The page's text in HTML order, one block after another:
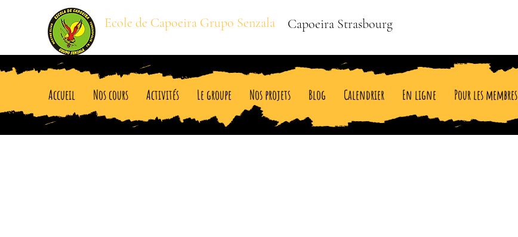
Ecole de Capoeira Grupo Senzala Capoeira Strasbourg
Accueil Nos cours Activités Le groupe Nos projets Blog Calendrier En ligne Pour les membres